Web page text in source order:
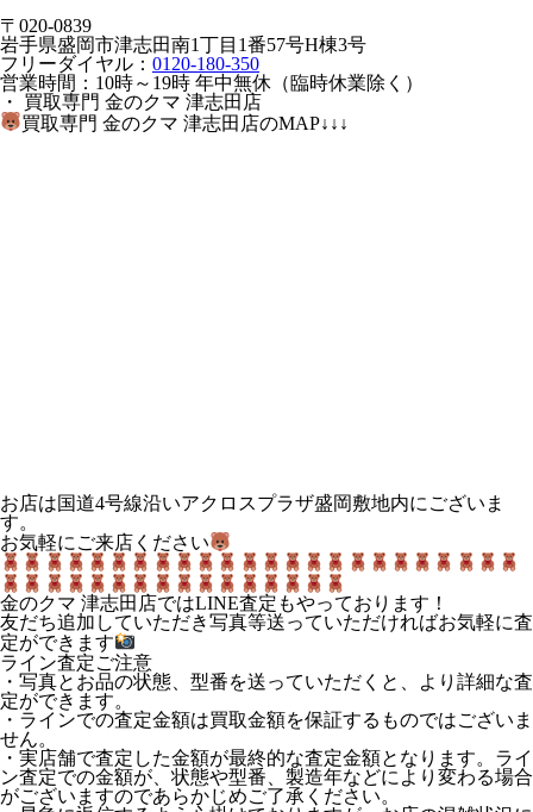
〒020-0839
岩手県盛岡市津志田南1丁目1番57号H棟3号
フリーダイヤル： 0120-180-350
営業時間：10時～19時 年中無休（臨時休業除く）
・ 買取専門 金のクマ 津志田店
買取専門 金のクマ 津志田店のMAP↓↓↓
お店は国道4号線沿いアクロスプラザ盛岡敷地内にございま
す。
お気軽にご来店ください
金のクマ 津志田店ではLINE査定もやっております！
友だち追加していただき写真等送っていただければお気軽に査
定ができます
ライン査定ご注意
・写真とお品の状態、型番を送っていただくと、より詳細な査
定ができます。
・ラインでの査定金額は買取金額を保証するものではございま
せん。
・実店舗で査定した金額が最終的な査定金額となります。ライ
ン査定での金額が、状態や型番、製造年などにより変わる場合
がございますのであらかじめご了承ください。